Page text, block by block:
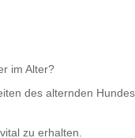
im Alter?
des alternden
zu erhalten.